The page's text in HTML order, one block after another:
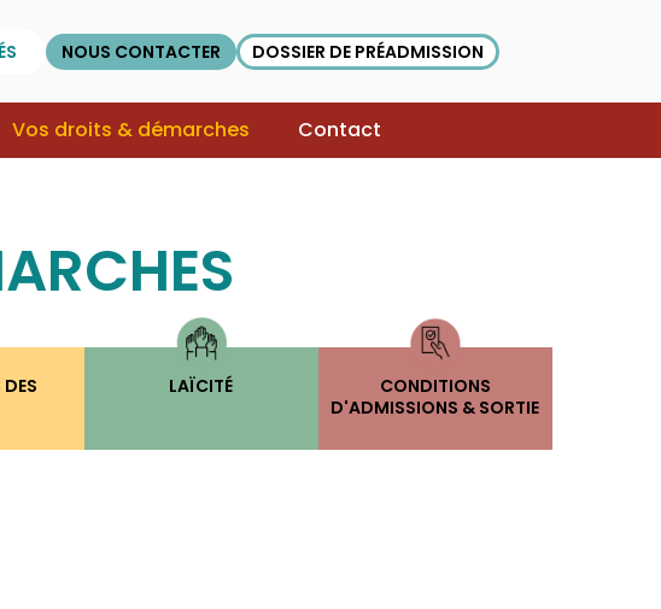
NOUS CONTACTER DOSSIER DE PRÉADMISSION
Vos droits & démarches Contact
DES
LAÏCITÉ
CONDITIONS
D'ADMISSIONS & SORTIE